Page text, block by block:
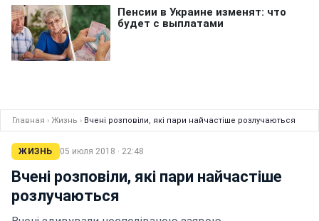
Главная › Жизнь › Вчені розповіли, які пари найчастіше розлучаються
ЖИЗНЬ 05 июля 2018 · 22:48
Вчені розповіли, які пари найчастіше
розлучаються